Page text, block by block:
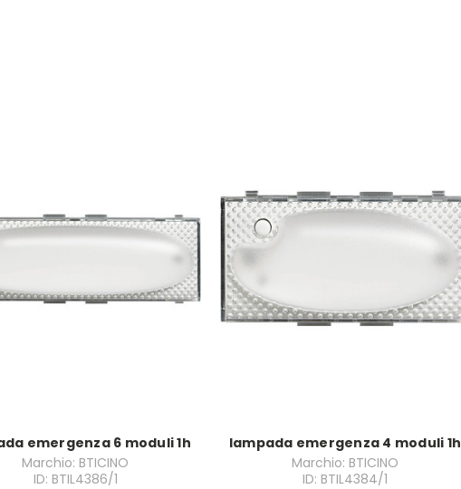
emergenza 6 moduli 1h
Marchio: BTICINO
ID: BTIL4386/1
lampada emergenza 4 moduli 1h
Marchio: BTICINO
ID: BTIL4384/1